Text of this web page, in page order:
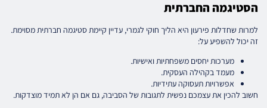
הסטיגמה החברתית
למרות שחדלות פירעון היא הליך חוקי לגמרי, עדיין קיימת סטיגמה חברתית מסוימת.
זה יכול להשפיע על:
מערכות יחסים משפחתיות ואישיות.
מעמד בקהילה העסקית.
אפשרויות תעסוקה עתידיות.
חשוב להכין את עצמכם נפשית לתגובות של הסביבה, גם אם הן לא תמיד מוצדקות.